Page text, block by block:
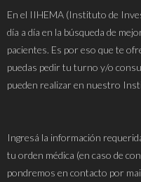
En el IIHEMA (Instituto de
día a día en la búsqueda de
pacientes. Es por eso que te
puedas pedir tu turno y/o
pueden realizar en nuestro
Ingresá la información
tu orden médica (en caso de
pondremos en contacto por